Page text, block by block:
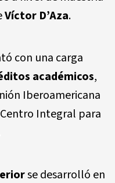
Víctor D’Aza.
con una carga
académicos,
Iberoamericana
Integral para
se desarrolló en